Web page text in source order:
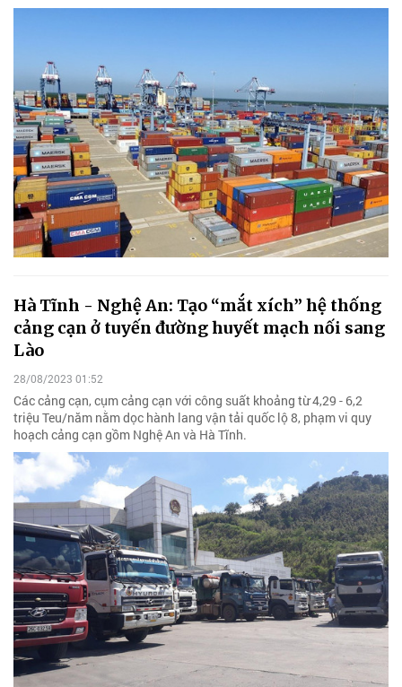
Hà Tĩnh - Nghệ An: Tạo “mắt xích” hệ thống
cảng cạn ở tuyến đường huyết mạch nối sang
Lào
28/08/2023 01:52
Các cảng cạn, cụm cảng cạn với công suất khoảng từ 4,29 - 6,2
triệu Teu/năm nằm dọc hành lang vận tải quốc lộ 8, phạm vi quy
hoạch cảng cạn gồm Nghệ An và Hà Tĩnh.